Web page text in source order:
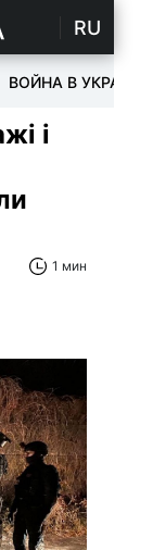
RU
ВОЙНА В УКРАИНЕ
і
1 мин